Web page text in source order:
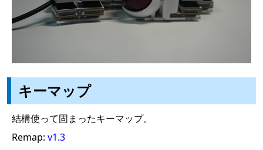
キーマップ
結構使って固まったキーマップ。
Remap: v1.3